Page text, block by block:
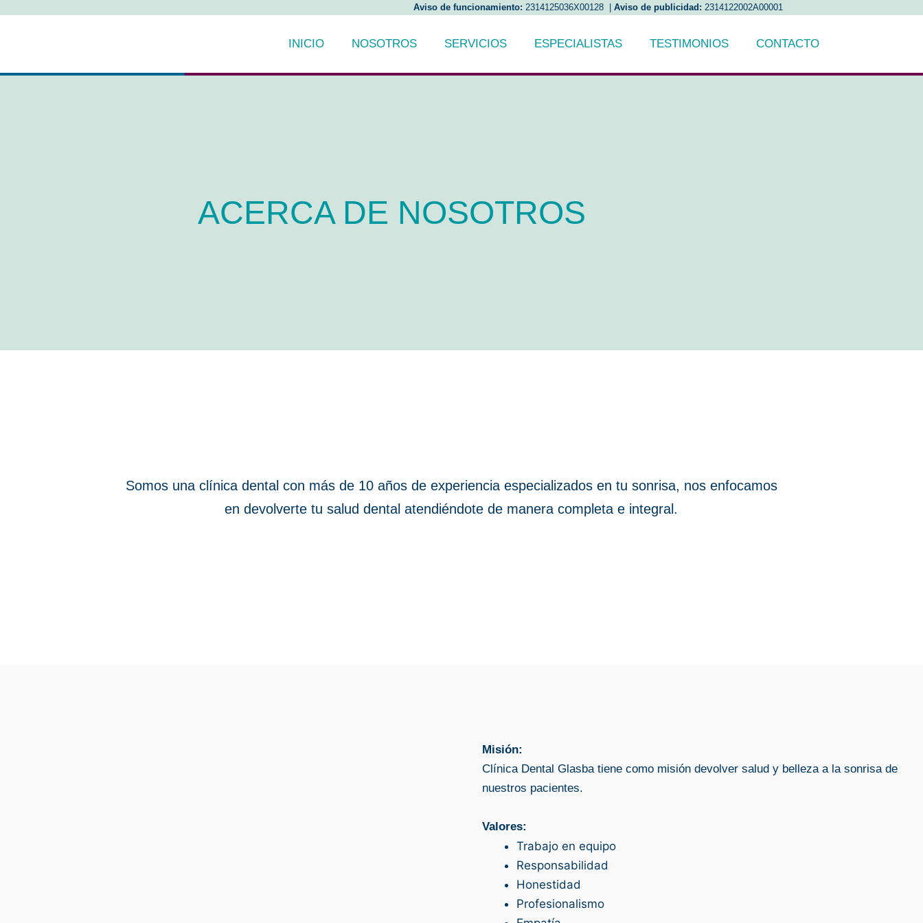
Aviso de funcionamiento: 2314125036X00128 | Aviso de publicidad: 2314122002A00001
INICIO NOSOTROS SERVICIOS ESPECIALISTAS TESTIMONIOS CONTACTO
ACERCA DE NOSOTROS
Somos una clínica dental con más de 10 años de experiencia especializados en tu sonrisa, nos enfocamos
en devolverte tu salud dental atendiéndote de manera completa e integral.
Misión:
Clínica Dental Glasba tiene como misión devolver salud y belleza a la sonrisa de
nuestros pacientes.
Valores:
Trabajo en equipo
Responsabilidad
Honestidad
Profesionalismo